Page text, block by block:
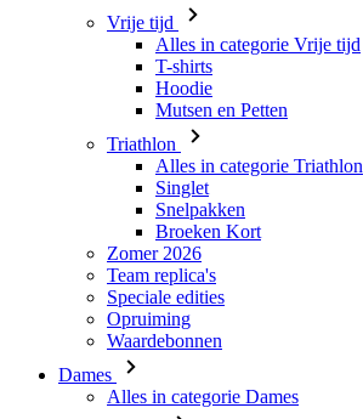
Vrije tijd
Alles in categorie Vrije tijd
T-shirts
Hoodie
Mutsen en Petten
Triathlon
Alles in categorie Triathlon
Singlet
Snelpakken
Broeken Kort
Zomer 2026
Team replica's
Speciale edities
Opruiming
Waardebonnen
Dames
Alles in categorie Dames